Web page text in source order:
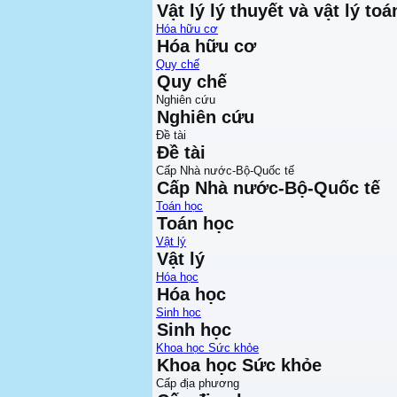
Vật lý lý thuyết và vật lý
Hóa hữu cơ
Hóa hữu cơ
Quy chế
Quy chế
Nghiên cứu
Nghiên cứu
Đề tài
Đề tài
Cấp Nhà nước-Bộ-Quốc tế
Cấp Nhà nước-Bộ-Quốc tế
Toán học
Toán học
Vật lý
Vật lý
Hóa học
Hóa học
Sinh học
Sinh học
Khoa học Sức khỏe
Khoa học Sức khỏe
Cấp địa phương